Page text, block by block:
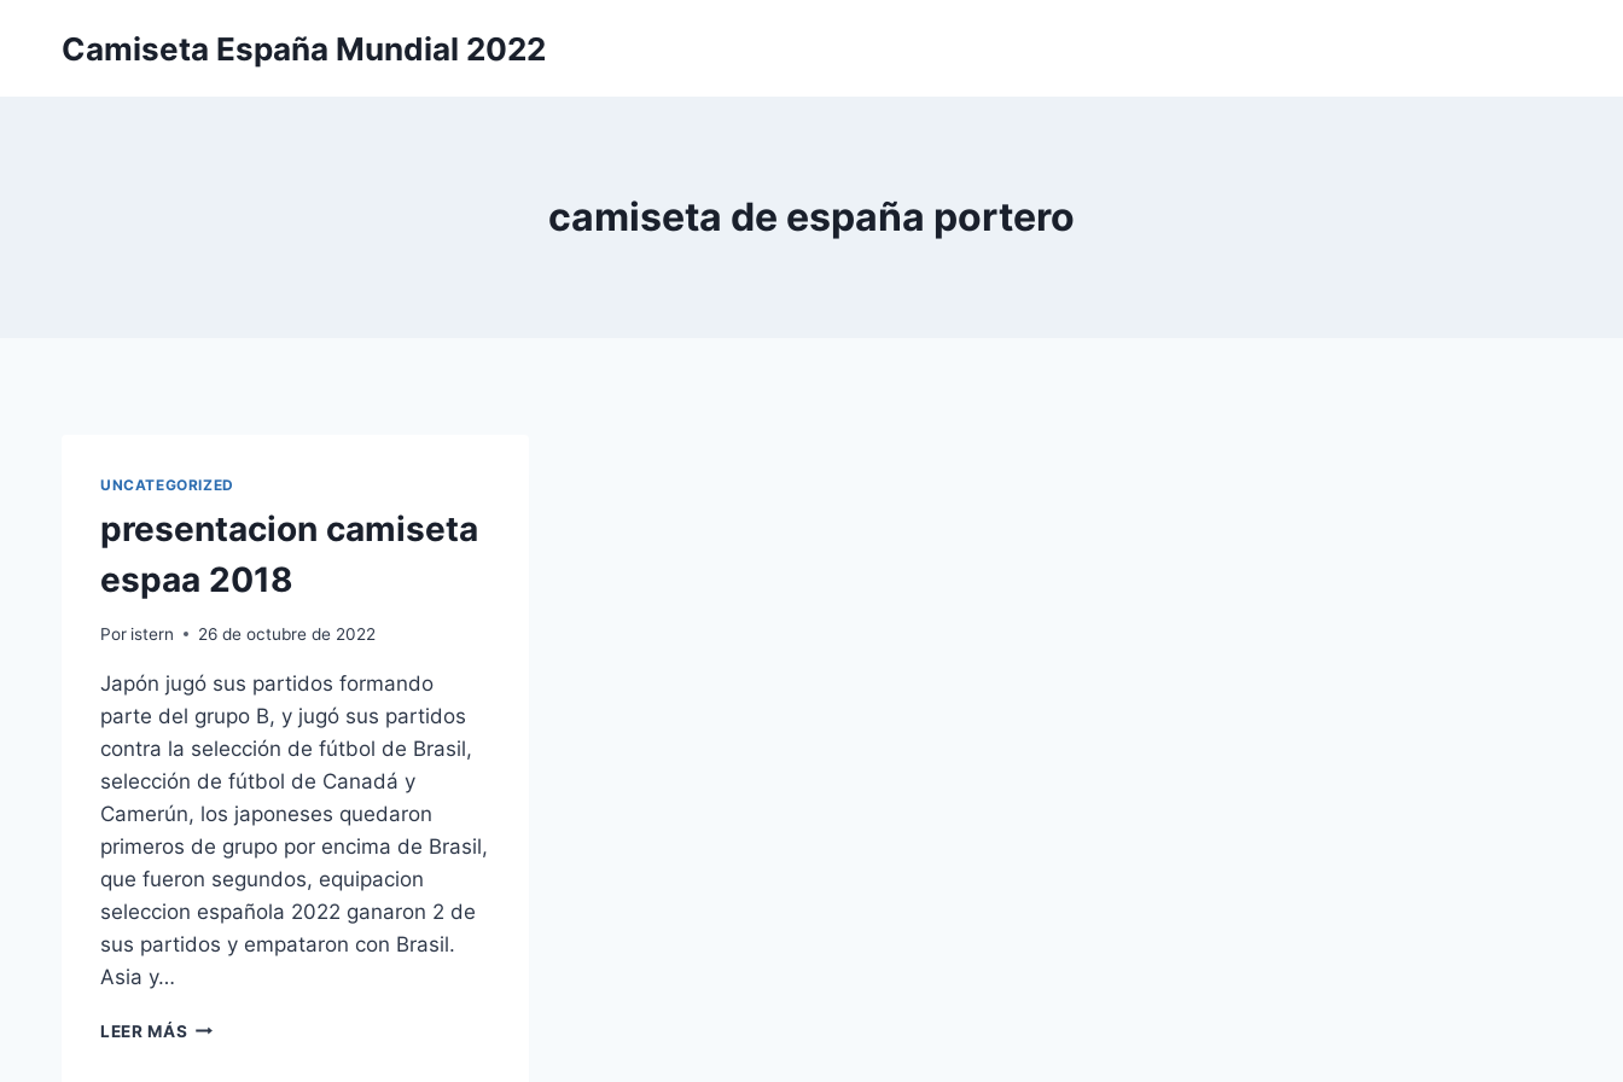
Camiseta España Mundial 2022
camiseta de españa portero
UNCATEGORIZED
presentacion camiseta
espaa 2018
Por istern 26 de octubre de 2022
Japón jugó sus partidos formando
parte del grupo B, y jugó sus partidos
contra la selección de fútbol de Brasil,
selección de fútbol de Canadá y
Camerún, los japoneses quedaron
primeros de grupo por encima de Brasil,
que fueron segundos, equipacion
seleccion española 2022 ganaron 2 de
sus partidos y empataron con Brasil.
Asia y…
LEER MÁS PRESENTACION